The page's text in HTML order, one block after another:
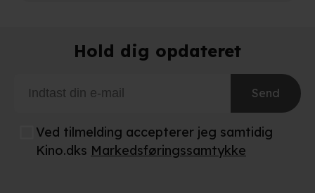
Hold dig opdateret
Send
Ved tilmelding accepterer jeg samtidig
Kino.dks Markedsføringssamtykke